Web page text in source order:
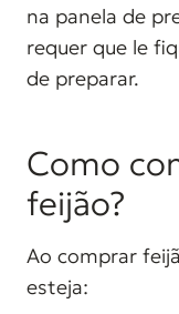
na panela de
requer que le
de preparar.
Como
feijão?
Ao comprar
esteja: